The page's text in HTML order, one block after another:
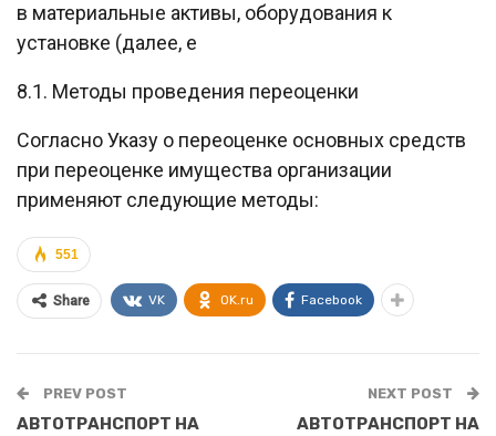
в материальные активы, оборудования к
установке (далее, е
8.1. Методы проведения переоценки
Согласно Указу о переоценке основных средств
при переоценке имущества организации
применяют следующие методы:
551
Share VK OK.ru Facebook
PREV POST
АВТОТРАНСПОРТ НА
NEXT POST
АВТОТРАНСПОРТ НА